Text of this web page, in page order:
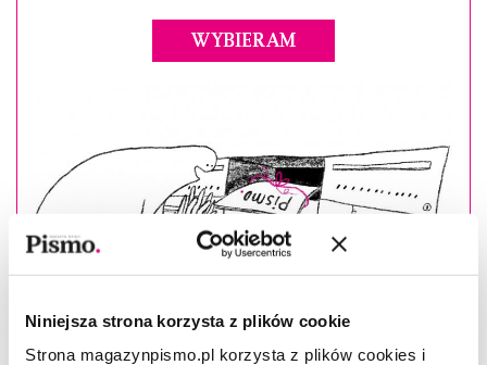
Niniejsza strona korzysta z plików cookie
Strona magazynpismo.pl korzysta z plików cookies i
WYBIERAM